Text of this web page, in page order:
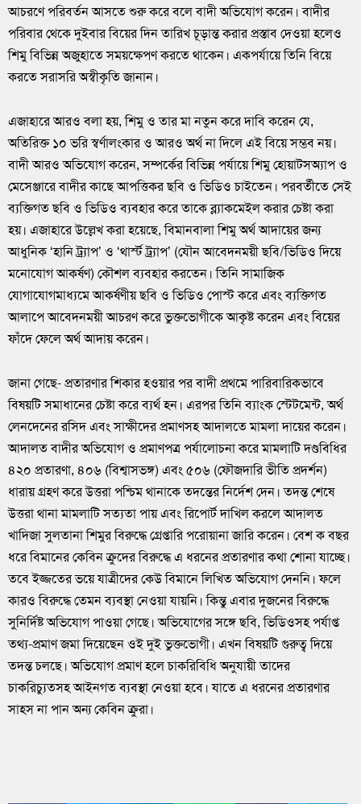
আচরণে পরিবর্তন আসতে শুরু করে বলে বাদী অভিযোগ করেন। বাদীর
পরিবার থেকে দুইবার বিয়ের দিন তারিখ চূড়ান্ত করার প্রস্তাব দেওয়া হলেও
শিমু বিভিন্ন অজুহাতে সময়ক্ষেপণ করতে থাকেন। একপর্যায়ে তিনি বিয়ে
করতে সরাসরি অস্বীকৃতি জানান।
এজাহারে আরও বলা হয়, শিমু ও তার মা নতুন করে দাবি করেন যে,
অতিরিক্ত ১০ ভরি স্বর্ণালংকার ও আরও অর্থ না দিলে এই বিয়ে সম্ভব নয়।
বাদী আরও অভিযোগ করেন, সম্পর্কের বিভিন্ন পর্যায়ে শিমু হোয়াটসঅ্যাপ ও
মেসেঞ্জারে বাদীর কাছে আপত্তিকর ছবি ও ভিডিও চাইতেন। পরবর্তীতে সেই
ব্যক্তিগত ছবি ও ভিডিও ব্যবহার করে তাকে ব্ল্যাকমেইল করার চেষ্টা করা
হয়। এজাহারে উল্লেখ করা হয়েছে, বিমানবালা শিমু অর্থ আদায়ের জন্য
আধুনিক ‘হানি ট্র্যাপ’ ও ‘থার্স্ট ট্র্যাপ’ (যৌন আবেদনময়ী ছবি/ভিডিও দিয়ে
মনোযোগ আকর্ষণ) কৌশল ব্যবহার করতেন। তিনি সামাজিক
যোগাযোগমাধ্যমে আকর্ষণীয় ছবি ও ভিডিও পোস্ট করে এবং ব্যক্তিগত
আলাপে আবেদনময়ী আচরণ করে ভুক্তভোগীকে আকৃষ্ট করেন এবং বিয়ের
ফাঁদে ফেলে অর্থ আদায় করেন।
জানা গেছে- প্রতারণার শিকার হওয়ার পর বাদী প্রথমে পারিবারিকভাবে
বিষয়টি সমাধানের চেষ্টা করে ব্যর্থ হন। এরপর তিনি ব্যাংক স্টেটমেন্ট, অর্থ
লেনদেনের রসিদ এবং সাক্ষীদের প্রমাণসহ আদালতে মামলা দায়ের করেন।
আদালত বাদীর অভিযোগ ও প্রমাণপত্র পর্যালোচনা করে মামলাটি দণ্ডবিধির
৪২০ প্রতারণা, ৪০৬ (বিশ্বাসভঙ্গ) এবং ৫০৬ (ফৌজদারি ভীতি প্রদর্শন)
ধারায় গ্রহণ করে উত্তরা পশ্চিম থানাকে তদন্তের নির্দেশ দেন। তদন্ত শেষে
উত্তরা থানা মামলাটি সত্যতা পায় এবং রিপোর্ট দাখিল করলে আদালত
খাদিজা সুলতানা শিমুর বিরুদ্ধে গ্রেপ্তারি পরোয়ানা জারি করেন। বেশ ক বছর
ধরে বিমানের কেবিন ক্রুদের বিরুদ্ধে এ ধরনের প্রতারণার কথা শোনা যাচ্ছে।
তবে ইজ্জতের ভয়ে যাত্রীদের কেউ বিমানে লিখিত অভিযোগ দেননি। ফলে
কারও বিরুদ্ধে তেমন ব্যবস্থা নেওয়া যায়নি। কিন্তু এবার দুজনের বিরুদ্ধে
সুনির্দিষ্ট অভিযোগ পাওয়া গেছে। অভিযোগের সঙ্গে ছবি, ভিডিওসহ পর্যাপ্ত
তথ্য-প্রমাণ জমা দিয়েছেন ওই দুই ভুক্তভোগী। এখন বিষয়টি গুরুত্ব দিয়ে
তদন্ত চলছে। অভিযোগ প্রমাণ হলে চাকরিবিধি অনুযায়ী তাদের
চাকরিচ্যুতসহ আইনগত ব্যবস্থা নেওয়া হবে। যাতে এ ধরনের প্রতারণার
সাহস না পান অন্য কেবিন ক্রুরা।